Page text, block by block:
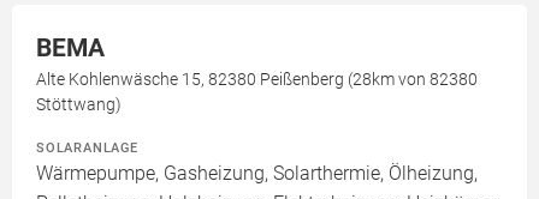
BEMA
Alte Kohlenwäsche 15, 82380 Peißenberg (28km von 82380
Stöttwang)
SOLARANLAGE
Wärmepumpe, Gasheizung, Solarthermie, Ölheizung,